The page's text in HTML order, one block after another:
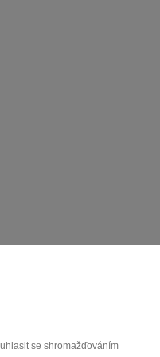
se shromažďováním